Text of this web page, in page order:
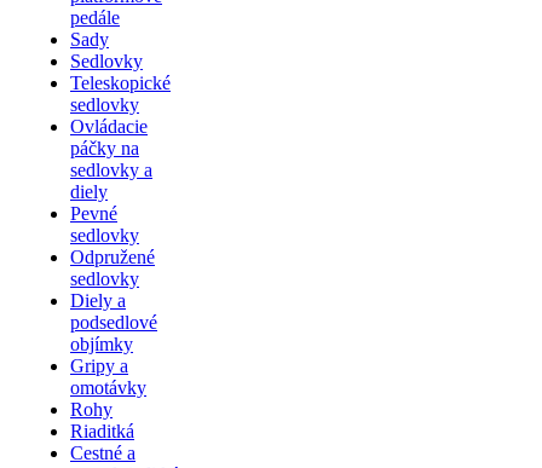
pedále
Sady
Sedlovky
Teleskopické
sedlovky
Ovládacie
páčky na
sedlovky a
diely
Pevné
sedlovky
Odpružené
sedlovky
Diely a
podsedlové
objímky
Gripy a
omotávky
Rohy
Riaditká
Cestné a